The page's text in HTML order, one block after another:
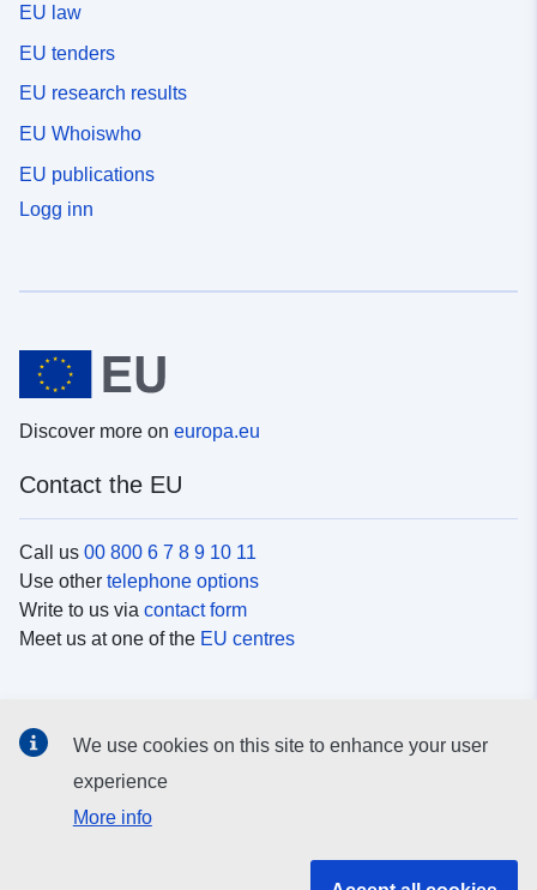
EU law
EU tenders
EU research results
EU Whoiswho
EU publications
Logg inn
Discover more on europa.eu
Contact the EU
Call us 00 800 6 7 8 9 10 11
Use other telephone options
Write to us via contact form
Meet us at one of the EU centres
Search for EUsocial media channels
We use cookies on this site to enhance your user
experience
More info